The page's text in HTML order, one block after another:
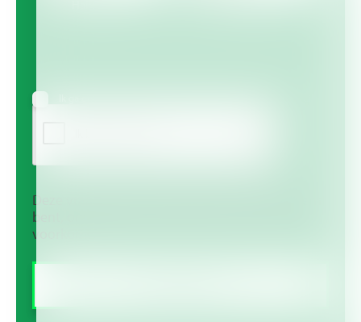
Deze vraag is om te controleren dat u een mens
bent, om geautomatiseerde invoer (spam) te
voorkomen.